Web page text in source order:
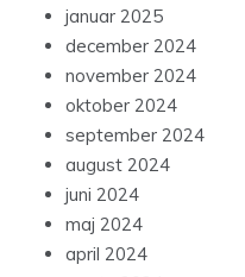
januar 2025
december 2024
november 2024
oktober 2024
september 2024
august 2024
juni 2024
maj 2024
april 2024